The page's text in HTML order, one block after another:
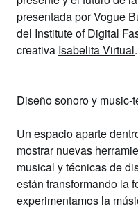
presentada porVogue
del Institute of Digital
creativa Isabelita Virtual.
Diseño sonoro y music-
Un espacio aparte
mostrarnuevas
musical ytécnicas de
están transformando la
experimentamos la